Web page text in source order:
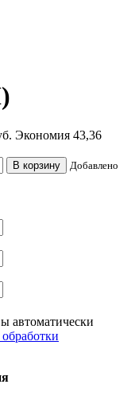
Экономия 43,36
В корзину
Добавлено
автоматически